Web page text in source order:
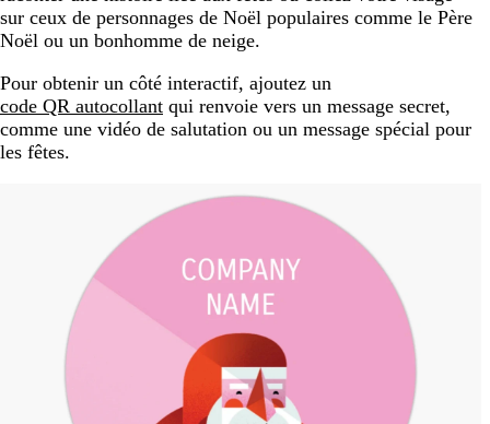
sur ceux de personnages de Noël populaires comme le Père
Noël ou un bonhomme de neige.
Pour obtenir un côté interactif, ajoutez un
code QR autocollant qui renvoie vers un message secret,
comme une vidéo de salutation ou un message spécial pour
les fêtes.